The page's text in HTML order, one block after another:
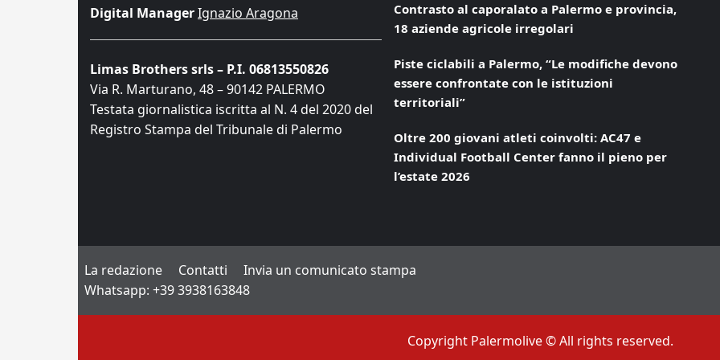
Digital ManagerIgnazio Aragona
Limas Brothers srls – P.I. 06813550826
Via R. Marturano, 48 – 90142 PALERMO
Testata giornalistica iscritta al N. 4 del 2020 del
Registro Stampa del Tribunale di Palermo
Contrasto al caporalato a Palermo e provincia,
18 aziende agricole irregolari
Piste ciclabili a Palermo, “Le modifiche devono
essere confrontate con le istituzioni
territoriali”
Oltre 200 giovani atleti coinvolti: AC47 e
Individual Football Center fanno il pieno per
l’estate 2026
La redazione Contatti
Invia un comunicato stampa
Whatsapp: +39 3938163848
Copyright Palermolive © All rights reserved.